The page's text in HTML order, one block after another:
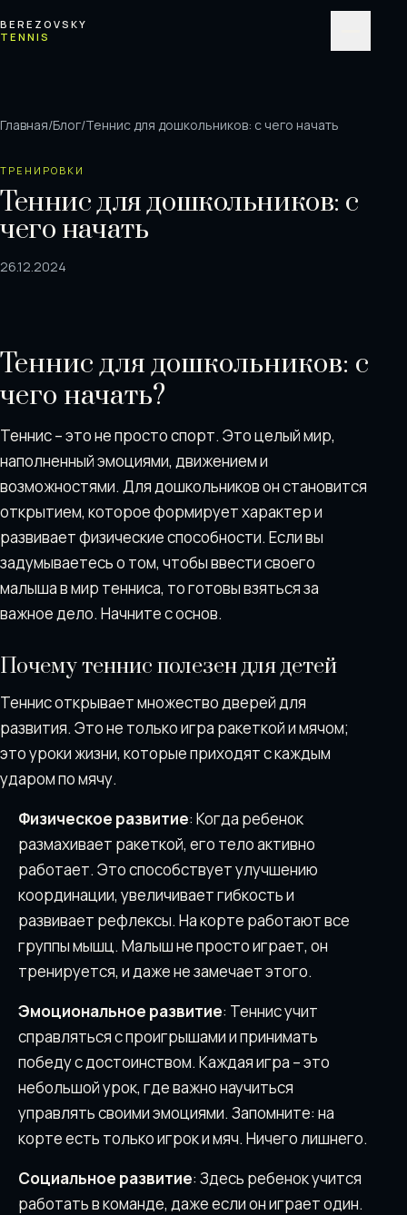
BEREZOVSKY
TENNIS
Главная/Блог/Теннис для дошкольников: с чего начать
ТРЕНИРОВКИ
Теннис для дошкольников: с
чего начать
26.12.2024
Теннис для дошкольников: с
чего начать?
Теннис – это не просто спорт. Это целый мир,
наполненный эмоциями, движением и
возможностями. Для дошкольников он становится
открытием, которое формирует характер и
развивает физические способности. Если вы
задумываетесь о том, чтобы ввести своего
малыша в мир тенниса, то готовы взяться за
важное дело. Начните с основ.
Почему теннис полезен для детей
Теннис открывает множество дверей для
развития. Это не только игра ракеткой и мячом;
это уроки жизни, которые приходят с каждым
ударом по мячу.
Физическое развитие: Когда ребенок
размахивает ракеткой, его тело активно
работает. Это способствует улучшению
координации, увеличивает гибкость и
развивает рефлексы. На корте работают все
группы мышц. Малыш не просто играет, он
тренируется, и даже не замечает этого.
Эмоциональное развитие: Теннис учит
справляться с проигрышами и принимать
победу с достоинством. Каждая игра – это
небольшой урок, где важно научиться
управлять своими эмоциями. Запомните: на
корте есть только игрок и мяч. Ничего лишнего.
Социальное развитие: Здесь ребенок учится
работать в команде, даже если он играет один.